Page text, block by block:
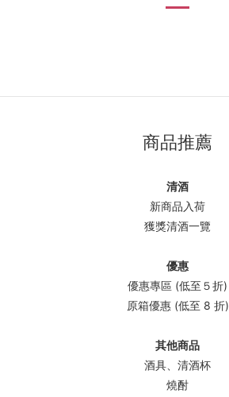
商品推薦
清酒
新商品入荷
獲獎清酒一覽
優惠
優惠專區 (低至５折)
原箱優惠 (低至 8 折)
其他商品
酒具、清酒杯
燒酎